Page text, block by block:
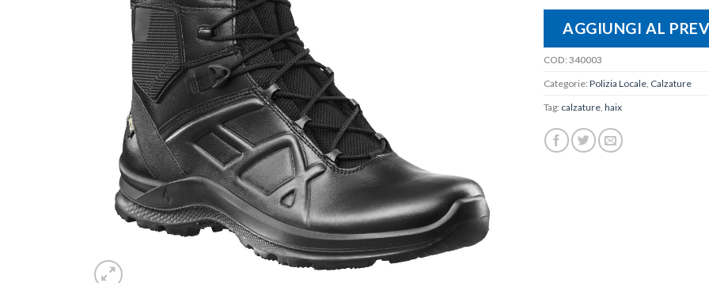
AGGIUNGI AL
COD: 340003
Categorie: Polizia Locale, Calzature
Tag: calzature, haix